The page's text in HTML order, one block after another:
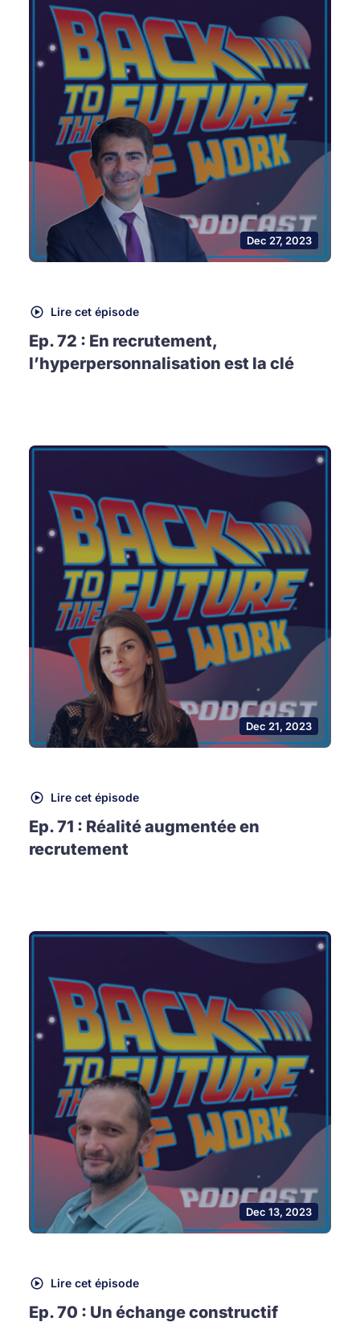
Dec 27, 2023
Lire cet épisode
Ep. 72 : En recrutement,
l’hyperpersonnalisation est la clé
Dec 21, 2023
Lire cet épisode
Ep. 71 : Réalité augmentée en
recrutement
Dec 13, 2023
Lire cet épisode
Ep. 70 : Un échange constructif